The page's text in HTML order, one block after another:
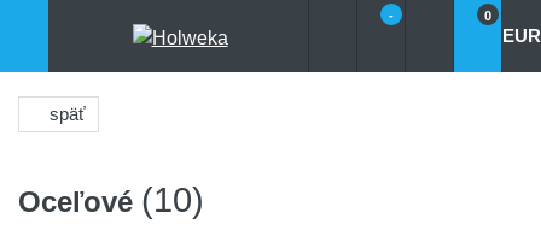
- 0
EUR
späť
Oceľové (10)